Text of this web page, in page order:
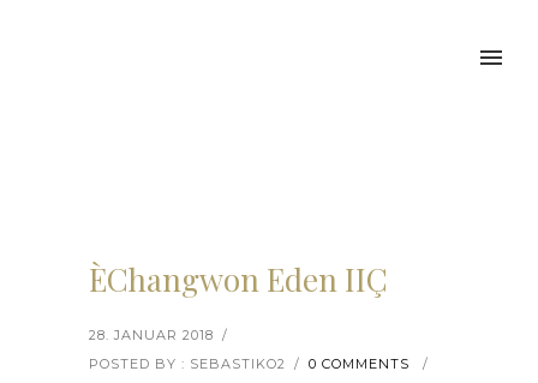
ÈChangwon Eden IIÇ
28. JANUAR 2018 /
POSTED BY : SEBASTIKO2 / 0 COMMENTS
/